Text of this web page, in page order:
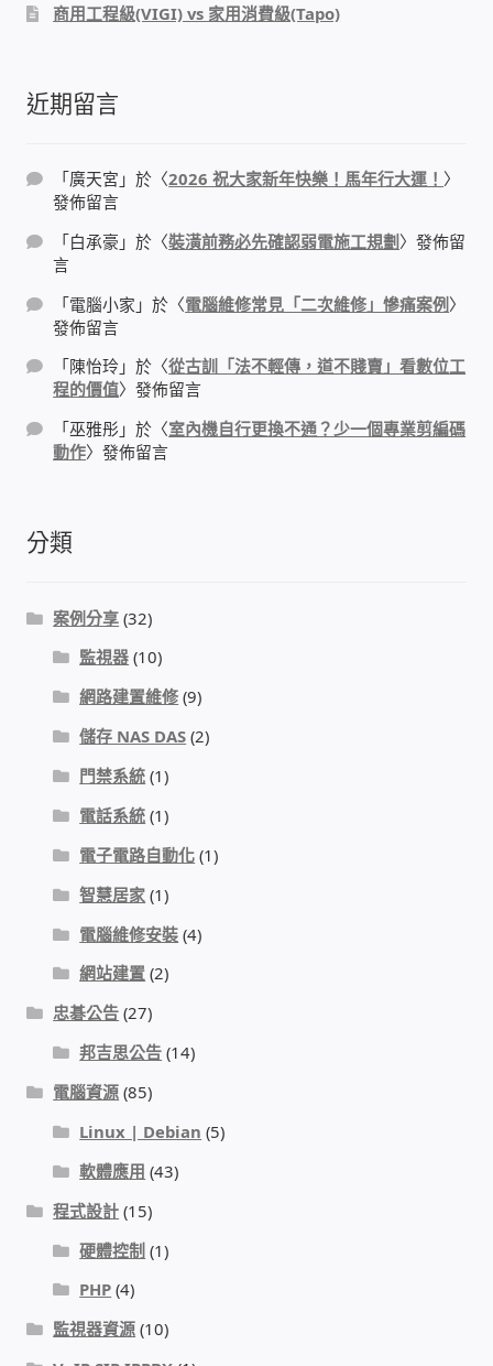
退款和退貨政策
商用工程級(VIGI) vs 家用消費級(Tapo)
近期留言
「廣天宮 」於〈2026 祝大家新年快樂！馬年行大運！ 〉
發佈留言
「白承豪 」於〈裝潢前務必先確認弱電施工規劃〉發佈留
言
「電腦小家 」於〈電腦維修常見「二次維修」慘痛案例〉
發佈留言
「陳怡玲 」於〈從古訓「法不輕傳，道不賤賣」看數位工
程的價值〉發佈留言
「巫雅彤 」於〈室內機自行更換不通？少一個專業剪編碼
動作〉發佈留言
分類
案例分享 (32)
監視器 (10)
網路建置維修 (9)
儲存 NAS DAS (2)
門禁系統 (1)
電話系統 (1)
電子電路自動化 (1)
智慧居家 (1)
電腦維修安裝 (4)
網站建置 (2)
忠碁公告 (27)
邦吉思公告 (14)
電腦資源 (85)
Linux | Debian (5)
軟體應用 (43)
程式設計 (15)
硬體控制 (1)
PHP (4)
監視器資源 (10)